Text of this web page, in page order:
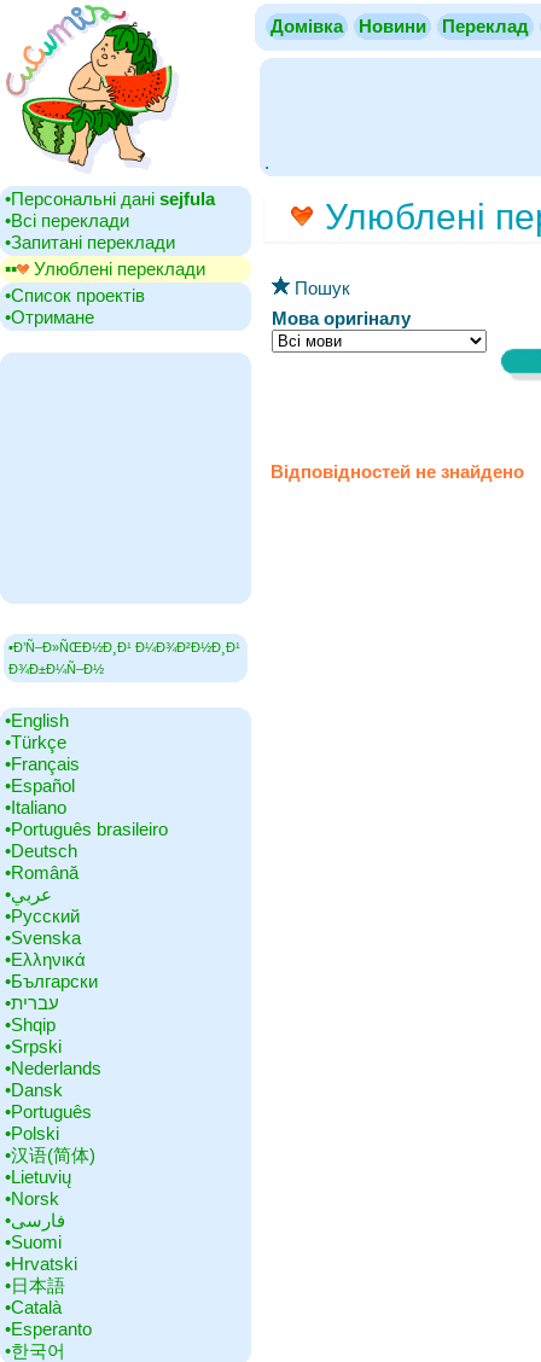
Домівка Новини Переклад
.
•‎Персональні дані sejfula
•‎Всі переклади
•‎Запитані переклади
▪▪‎
Улюблені переклади
•‎Список проектів
•‎Отримане
▪Ð’Ñ–Ð»ÑŒÐ½Ð¸Ð¹ Ð¼Ð¾Ð²Ð½Ð¸Ð¹
Ð¾Ð±Ð¼Ñ–Ð½
•‎English
•‎Türkçe
•‎Français
•‎Español
•‎Italiano
•‎Português brasileiro
•‎Deutsch
•‎Română
•‎عربي
•‎Русский
•‎Svenska
•‎Ελληνικά
•‎Български
•‎עברית
•‎Shqip
•‎Srpski
•‎Nederlands
•‎Dansk
•‎Português
•‎Polski
•‎汉语(简体)
•‎Lietuvių
•‎Norsk
•‎فارسی
•‎Suomi
•‎Hrvatski
•‎日本語
•‎Català
•‎Esperanto
•‎한국어
Улюблені
Пошук
Мова оригіналу
Відповідностей не знайдено